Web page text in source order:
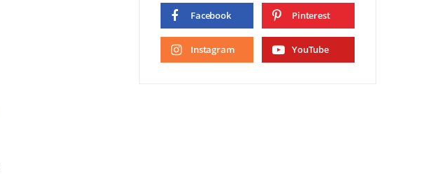
Facebook Pinterest
Instagram YouTube